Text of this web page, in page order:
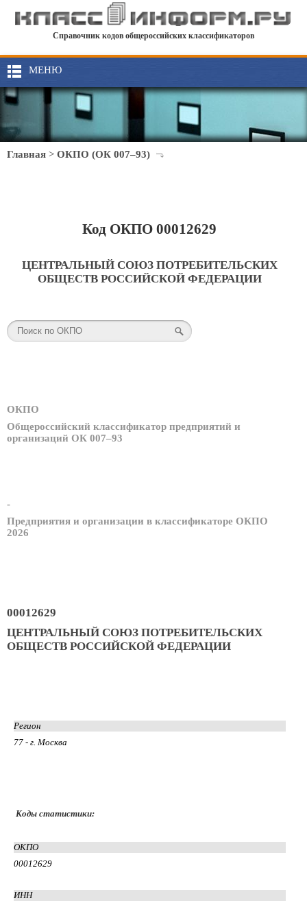
Справочник кодов общероссийских классификаторов
МЕНЮ
Главная > ОКПО (ОК 007–93)
Код ОКПО 00012629
ЦЕНТРАЛЬНЫЙ СОЮЗ ПОТРЕБИТЕЛЬСКИХ
ОБЩЕСТВ РОССИЙСКОЙ ФЕДЕРАЦИИ
ОКПО
Общероссийский классификатор предприятий и
организаций ОК 007–93
-
Предприятия и организации в классификаторе ОКПО
2026
00012629
ЦЕНТРАЛЬНЫЙ СОЮЗ ПОТРЕБИТЕЛЬСКИХ
ОБЩЕСТВ РОССИЙСКОЙ ФЕДЕРАЦИИ
Регион
77 - г. Москва
Коды статистики:
ОКПО
00012629
ИНН